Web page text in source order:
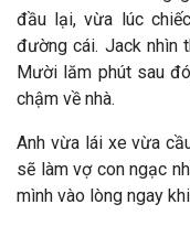
đầu lại, vừa lúc
đường cái. Jack nhìn
Mười lăm phút sau
chậm về nhà.
Anh vừa lái xe vừa
sẽ làm vợ con ngạc
mình vào lòng ngay